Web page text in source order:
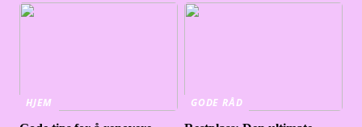
HJEM
GODE RÅD